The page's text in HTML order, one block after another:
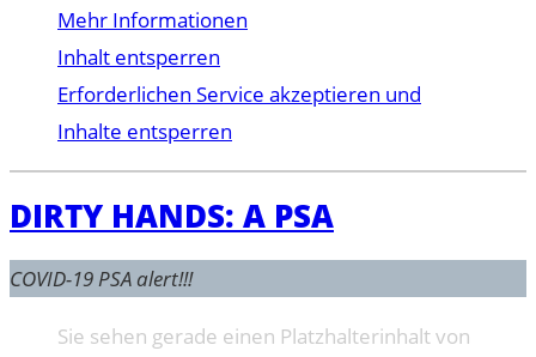
Mehr Informationen
Inhalt entsperren
Erforderlichen Service akzeptieren und
Inhalte entsperren
DIRTY HANDS: A PSA
COVID-19 PSA alert!!!
Sie sehen gerade einen Platzhalterinhalt von